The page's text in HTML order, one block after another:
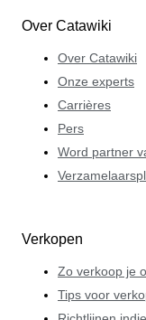
Over Catawiki
Over Catawiki
Onze experts
Carrières
Pers
Word partner
Verkopen
Zo verkoop je
Tips voor